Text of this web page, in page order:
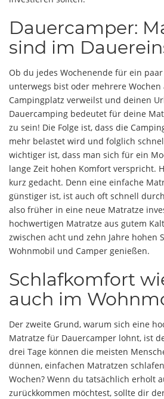
Dauercamper:
sind im
Ob du jedes Wochenende für ein
unterwegs bist oder mehrere Wochen
Campingplatz verweilst und deinen
Dauercamping bedeutet für deine
zu sein! Die Folge ist, dass die
mehr belastet wird und folglich
wichtiger ist, dass man sich für ein
lange Zeit hohen Komfort verspricht.
kurz gedacht. Denn eine einfache
günstiger ist, ist auch oft schnell
also früher in eine neue Matratze
hochwertigen Matratze aus gutem
zwischen acht und zehn Jahre hohen
Wohnmobil und Camper genießen.
Schlafkomfort
auch im
Der zweite Grund, warum sich eine
Matratze für Dauercamper lohnt, ist
drei Tage können die meisten
dünnen, einfachen Matratzen
Wochen? Wenn du tatsächlich erholt
zurückkommen möchtest, sollte dir